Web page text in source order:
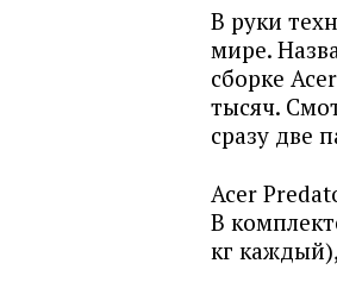
В руки
мире.
сборке
тысяч.
сразу две
Acer
В
кг